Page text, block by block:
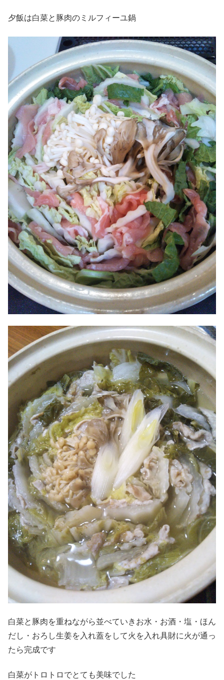
夕飯は白菜と豚肉のミルフィーユ鍋
白菜と豚肉を重ねながら並べていきお水・お酒・塩・ほん
だし・おろし生姜を入れ蓋をして火を入れ具財に火が通っ
たら完成です
白菜がトロトロでとても美味でした